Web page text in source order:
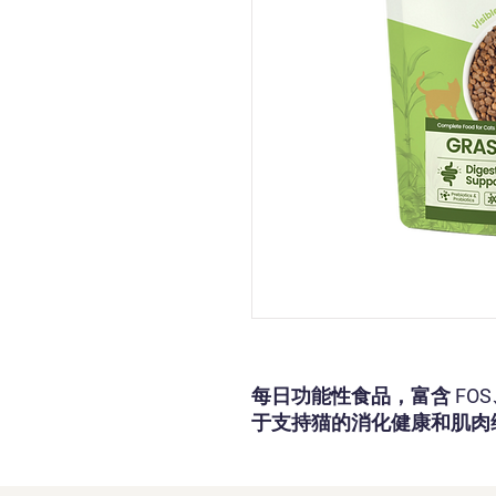
每日功能性食品，富含
于支持猫的消化健康和肌肉